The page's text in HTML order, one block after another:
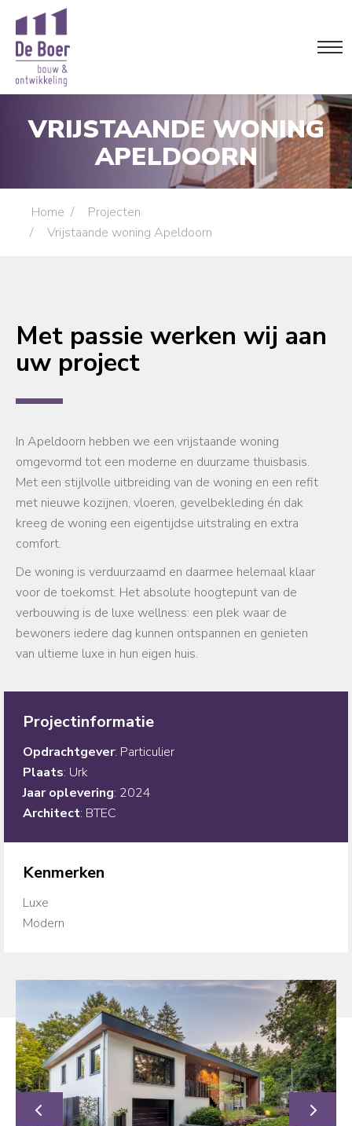
VRIJSTAANDE WONING
APELDOORN
Je bent hier:
Home
Projecten
Vrijstaande woning Apeldoorn
Met passie werken wij aan
uw project
In Apeldoorn hebben we een vrijstaande woning
omgevormd tot een moderne en duurzame thuisbasis.
Met een stijlvolle uitbreiding van de woning en een refit
met nieuwe kozijnen, vloeren, gevelbekleding én dak
kreeg de woning een eigentijdse uitstraling en extra
comfort.
De woning is verduurzaamd en daarmee helemaal klaar
voor de toekomst. Het absolute hoogtepunt van de
verbouwing is de luxe wellness: een plek waar de
bewoners iedere dag kunnen ontspannen en genieten
van ultieme luxe in hun eigen huis.
Projectinformatie
Opdrachtgever: Particulier
Plaats: Urk
Jaar oplevering: 2024
Architect: BTEC
Kenmerken
Luxe
Modern